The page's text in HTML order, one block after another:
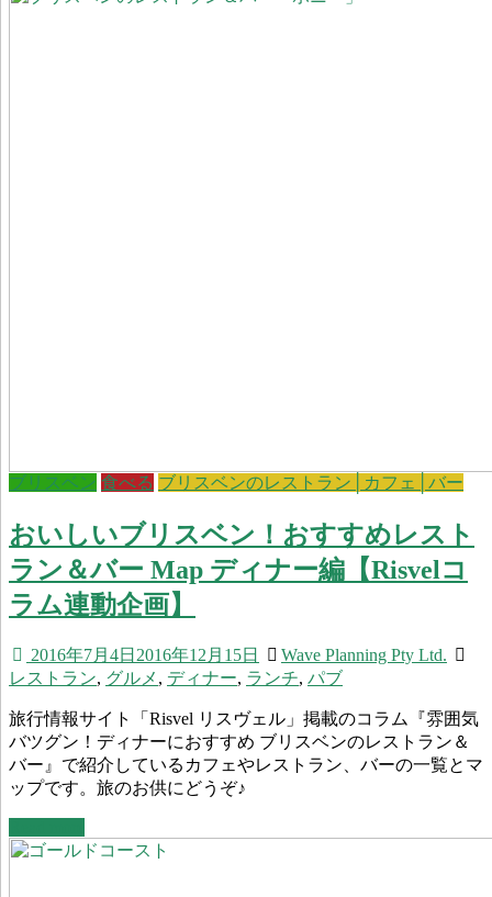
ブリスベン 食べる ブリスベンのレストラン│カフェ│バー
おいしいブリスベン！おすすめレスト
ラン＆バー Map ディナー編【Risvelコ
ラム連動企画】
2016年7月4日 2016年12月15日
Wave Planning Pty Ltd.
レストラン, グルメ , ディナー, ランチ, パブ
旅行情報サイト「Risvel リスヴェル」掲載のコラム『雰囲気
バツグン！ディナーにおすすめ ブリスベンのレストラン＆
バー』で紹介しているカフェやレストラン、バーの一覧とマ
ップです。旅のお供にどうぞ♪